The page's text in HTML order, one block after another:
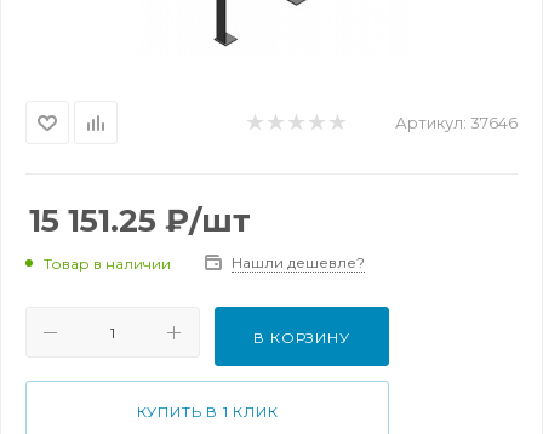
Артикул: 37646
15 151.25 ₽/шт
Товар в наличии Нашли дешевле?
В КОРЗИНУ
КУПИТЬ В 1 КЛИК